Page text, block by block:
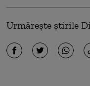
Urmărește știrile